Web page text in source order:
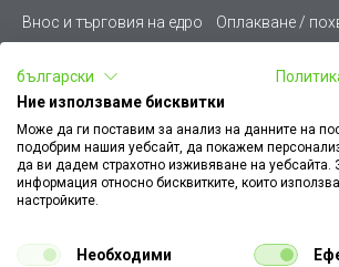
Внос и търговия на едро
Оплакване /
Условия за ползване
Стани дистрибутор
Карта на сайта
Кариери
Как да намеря документ
към поръчка
Платформа за
български
Ние използваме бисквитки
Може да ги поставим за анализ на данните на
подобрим нашия уебсайт, да покажем
да ви дадем страхотно изживяване на уебсайта.
информация относно бисквитките, които
настройките.
Необходими